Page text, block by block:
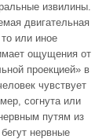
извилины.
двигательная
или иное
ощущения от
проекцией» в
чувствует
согнута или
путям из
нервные